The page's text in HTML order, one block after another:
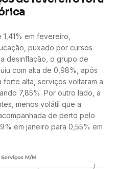
em fevereiro,
puxado por cursos
desinflação, o grupo de
com alta de 0,98%, após
forte alta, serviços voltaram a
7,85%. Por outro lado, a
menos volátil que a
de perto pelo
em janeiro para 0,55% em